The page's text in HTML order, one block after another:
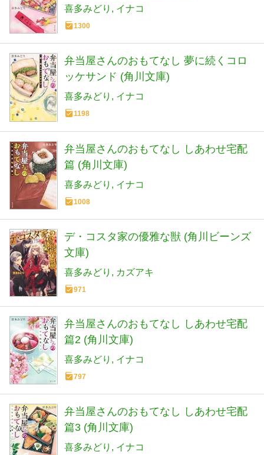
喜多みどり イナコ
1300
弁当屋さんのおもてなし 夢に続くコロ
ッケサンド (角川文庫)
喜多みどり イナコ
1198
弁当屋さんのおもてなし しあわせ宅配
篇 (角川文庫)
喜多みどり イナコ
1008
デ・コスタ家の優雅な獣 (角川ビーンズ
文庫)
喜多みどり カズアキ
971
弁当屋さんのおもてなし しあわせ宅配
篇2 (角川文庫)
喜多みどり イナコ
797
弁当屋さんのおもてなし しあわせ宅配
篇3 (角川文庫)
喜多みどり イナコ